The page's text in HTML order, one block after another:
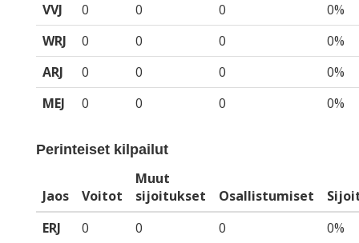
VVJ
0 0 0
0%
WRJ
0 0 0
0%
ARJ
0 0 0
0%
MEJ
0 0 0 0%
Perinteiset kilpailut
Jaos Voitot
Muut
sijoitukset
Osallistumiset
ERJ
0 0 0
0%